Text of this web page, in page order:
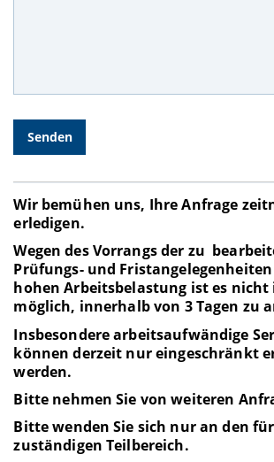
Wir bemühen uns, Ihre Anfrage
erledigen.
Wegen des Vorrangs der zu
Prüfungs- und
hohen Arbeitsbelastung ist es nicht
möglich, innerhalb von 3 Tagen zu
Insbesondere arbeitsaufwändige
können derzeit nur eingeschränkt
werden.
Bitte nehmen Sie von weiteren
Bitte wenden Sie sich nur an den
zuständigen Teilbereich.